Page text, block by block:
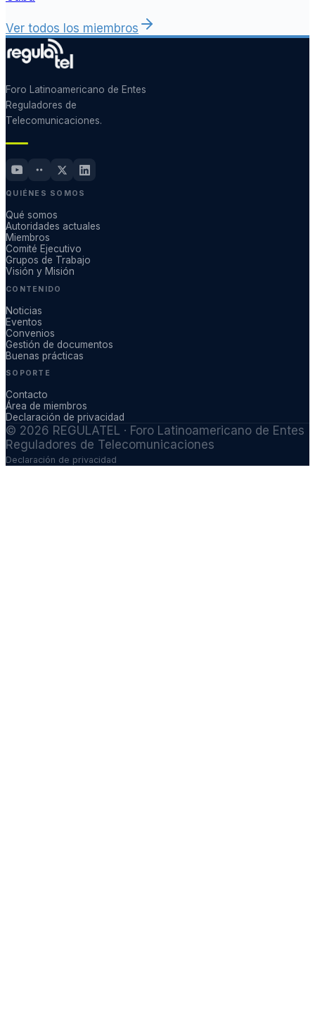
Ver todos los miembros
Foro Latinoamericano de Entes
Reguladores de
Telecomunicaciones.
QUIÉNES SOMOS
Qué somos
Autoridades actuales
Miembros
Comité Ejecutivo
Grupos de Trabajo
Visión y Misión
CONTENIDO
Noticias
Eventos
Convenios
Gestión de documentos
Buenas prácticas
SOPORTE
Contacto
Área de miembros
Declaración de privacidad
© 2026 REGULATEL · Foro Latinoamericano de Entes
Reguladores de Telecomunicaciones
Declaración de privacidad